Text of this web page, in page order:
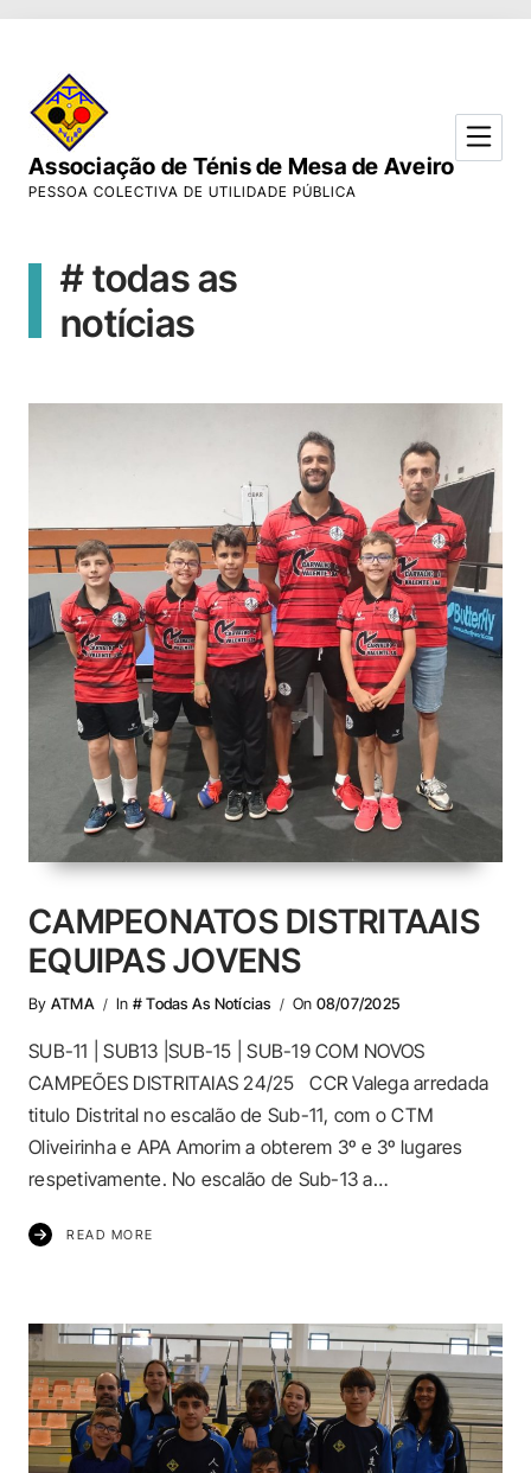
Associação de Ténis de Mesa de Aveiro
PESSOA COLECTIVA DE UTILIDADE PÚBLICA
# todas as
notícias
CAMPEONATOS DISTRITAAIS
EQUIPAS JOVENS
By ATMA In # Todas As Notícias On 08/07/2025
SUB-11 | SUB13 |SUB-15 | SUB-19 COM NOVOS
CAMPEÕES DISTRITAIAS 24/25 CCR Valega arredada
titulo Distrital no escalão de Sub-11, com o CTM
Oliveirinha e APA Amorim a obterem 3º e 3º lugares
respetivamente. No escalão de Sub-13 a…
READ MORE